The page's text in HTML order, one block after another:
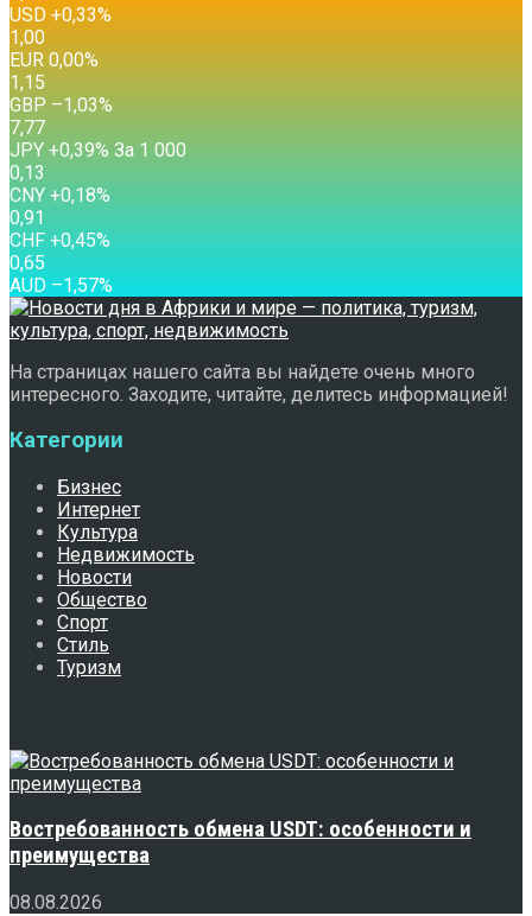
USD +0,33%
1,00
EUR 0,00%
1,15
GBP –1,03%
7,77
JPY +0,39% За 1 000
0,13
CNY +0,18%
0,91
CHF +0,45%
0,65
AUD –1,57%
На страницах нашего сайта вы найдете очень много
интересного. Заходите, читайте, делитесь информацией!
Категории
Бизнес
Интернет
Культура
Недвижимость
Новости
Общество
Спорт
Стиль
Туризм
Востребованность обмена USDT: особенности и
преимущества
08.08.2026